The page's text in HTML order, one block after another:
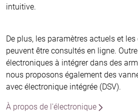
intuitive.
De plus, les paramètres actuels et
peuvent être consultés en ligne.
électroniques à intégrer dans des
nous proposons également des
avec électronique intégrée (DSV).
À propos de l'électronique